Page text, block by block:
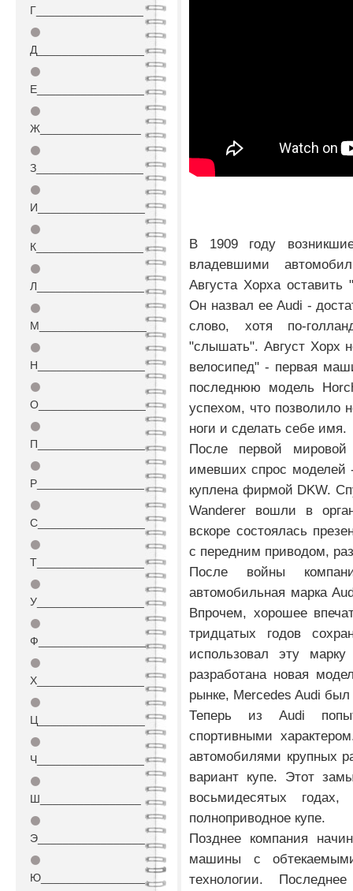
Г_________________
⚫
Д_________________
⚫
Е_________________
⚫
Ж________________
⚫
З_________________
⚫
И_________________
⚫
К_________________
⚫
Л_________________
⚫
М_________________
⚫
Н_________________
⚫
О_________________
⚫
П_________________
⚫
Р_________________
⚫
С_________________
⚫
Т_________________
⚫
У_________________
⚫
Ф_________________
⚫
Х_________________
⚫
Ц_________________
⚫
Ч_________________
⚫
Ш________________
⚫
Э_________________
⚫
Ю_________________
В 1909 году
владевшими
Августа Хорха
Он назвал ее Audi -
слово, хотя по-
"слышать". Август Хорх
велосипед" - первая
последнюю модель
успехом, что позволило
ноги и сделать себе имя.
После первой мировой
имевших спрос моделей
куплена фирмой DKW.
Wanderer вошли в
вскоре состоялась
с передним приводом,
После войны
автомобильная марка
Впрочем, хорошее
тридцатых годов
использовал эту
разработана новая
рынке, Mercedes Audi
Теперь из Audi
спортивными
автомобилями крупных
вариант купе. Этот
восьмидесятых
полноприводное купе.
Позднее компания
машины с
технологии.